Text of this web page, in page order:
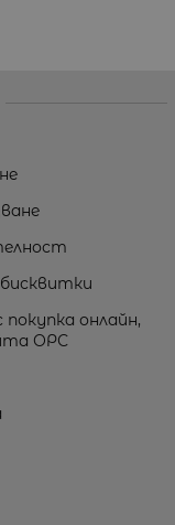
покупка онлайн,
ОРС